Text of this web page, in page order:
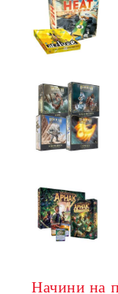
Начини на